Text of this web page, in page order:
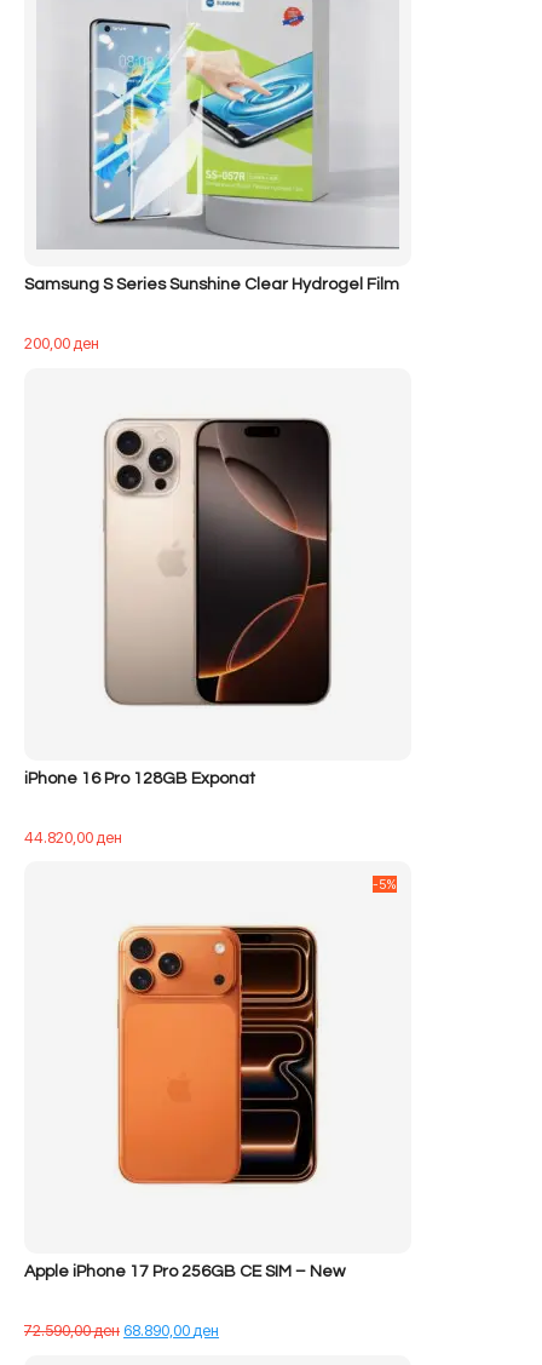
Samsung S Series Sunshine Clear Hydrogel Film
200,00ден
iPhone 16 Pro 128GB Exponat
44.820,00ден
Apple iPhone 17 Pro 256GB CE SIM – New
72.590,00денÇmimi
68.890,00ден
-5%